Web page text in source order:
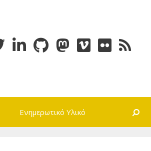
Ενημερωτικό Υλικό Search